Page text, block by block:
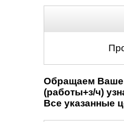
Обращаем Ваше
(работы+з/ч)
Все указанные